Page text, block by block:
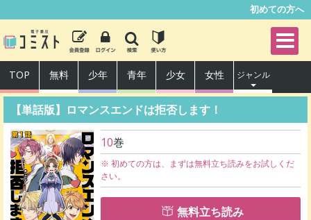
初めての方へ
TOP 無料 少年 青年 少女 女性 ジャンル
【単話版】ロマンスエンドは拒否します！
10巻
※ 初めての方は、まずは無料立ち読みをお試しくだ
さい。
無料立ち読み